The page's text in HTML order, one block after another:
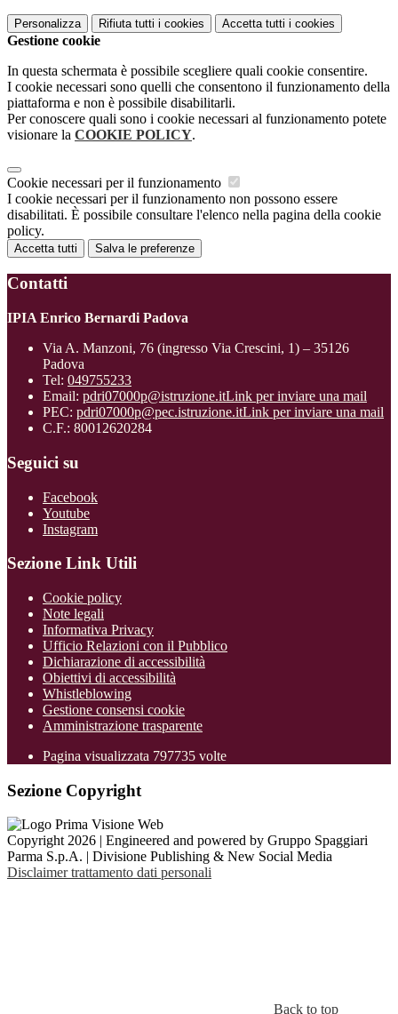
Personalizza Rifiuta tutti i cookies Accetta tutti i cookies
Gestione cookie
In questa schermata è possibile scegliere quali cookie consentire.
I cookie necessari sono quelli che consentono il funzionamento della
piattaforma e non è possibile disabilitarli.
Per conoscere quali sono i cookie necessari al funzionamento potete
visionare la COOKIE POLICY.
Cookie necessari per il funzionamento
I cookie necessari per il funzionamento non possono essere
disabilitati. È possibile consultare l'elenco nella pagina della cookie
policy.
Accetta tutti Salva le preferenze
Contatti
IPIA Enrico Bernardi Padova
Via A. Manzoni, 76 (ingresso Via Crescini, 1) – 35126
Padova
Tel: 049755233
Email: pdri07000p@istruzione.itLink per inviare una mail
PEC: pdri07000p@pec.istruzione.itLink per inviare una mail
C.F.: 80012620284
Seguici su
Facebook
Youtube
Instagram
Sezione Link Utili
Cookie policy
Note legali
Informativa Privacy
Ufficio Relazioni con il Pubblico
Dichiarazione di accessibilità
Obiettivi di accessibilità
Whistleblowing
Gestione consensi cookie
Amministrazione trasparente
Pagina visualizzata 797735 volte
Sezione Copyright
Copyright 2026 | Engineered and powered by Gruppo Spaggiari
Parma S.p.A. | Divisione Publishing & New Social Media
Disclaimer trattamento dati personali
Back to top